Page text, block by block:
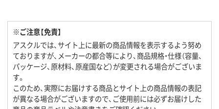
※ご注意【免責】
アスクルでは、サイト上に最新の商品情報を表示するよう努め
ておりますが、メーカーの都合等により、商品規格・仕様（容量、
パッケージ、原材料、原産国など）が変更される場合がございま
す。
このため、実際にお届けする商品とサイト上の商品情報の表記
が異なる場合がございますので、ご使用前には必ずお届けした